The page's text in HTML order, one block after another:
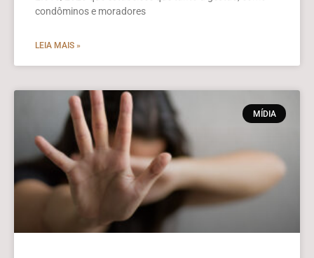
condôminos e moradores
LEIA MAIS »
MÍDIA